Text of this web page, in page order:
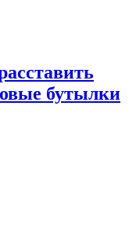
бутылки